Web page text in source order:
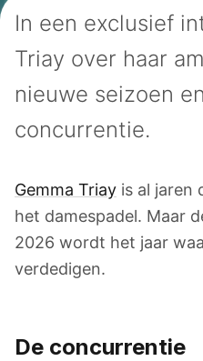
In een exclusief
Triay over haar
nieuwe seizoen
concurrentie.
Gemma Triay is al jaren
het damespadel. Maar
2026 wordt het jaar
verdedigen.
De concurrentie